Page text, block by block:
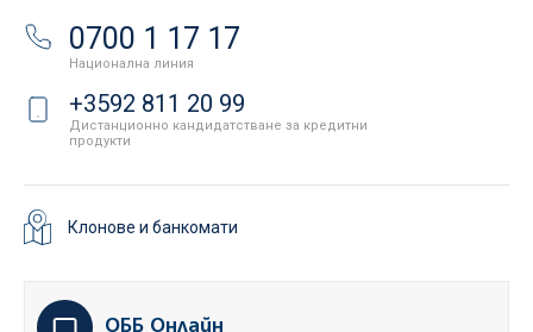
0700 1 17 17
Национална линия
+3592 811 20 99
Дистанционно кандидатстване за кредитни
продукти
Клонове и банкомати
ОББ Онлайн